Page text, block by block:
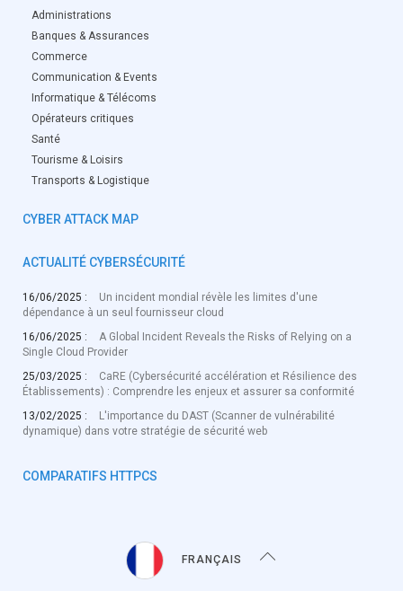
Administrations
Banques & Assurances
Commerce
Communication & Events
Informatique & Télécoms
Opérateurs critiques
Santé
Tourisme & Loisirs
Transports & Logistique
CYBER ATTACK MAP
ACTUALITÉ CYBERSÉCURITÉ
16/06/2025 :
Un incident mondial révèle les limites d'une
dépendance à un seul fournisseur cloud
16/06/2025 :
A Global Incident Reveals the Risks of Relying on a
Single Cloud Provider
25/03/2025 :
CaRE (Cybersécurité accélération et Résilience des
Établissements) : Comprendre les enjeux et assurer sa conformité
13/02/2025 :
L'importance du DAST (Scanner de vulnérabilité
dynamique) dans votre stratégie de sécurité web
COMPARATIFS HTTPCS
FRANÇAIS